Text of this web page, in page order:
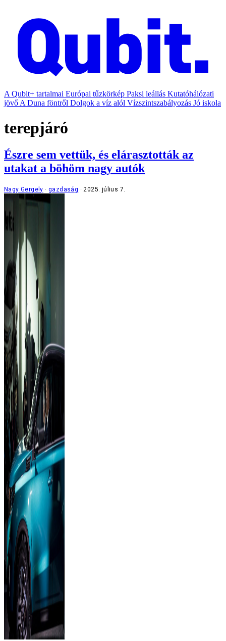
A Qubit+ tartalmai Európai tűzkörkép Paksi leállás Kutatóhálózati
jövő A Duna föntről Dolgok a víz alól Vízszintszabályozás Jó iskola
terepjáró
Észre sem vettük, és elárasztották az
utakat a böhöm nagy autók
Nagy Gergely gazdaság 2025. július 7.